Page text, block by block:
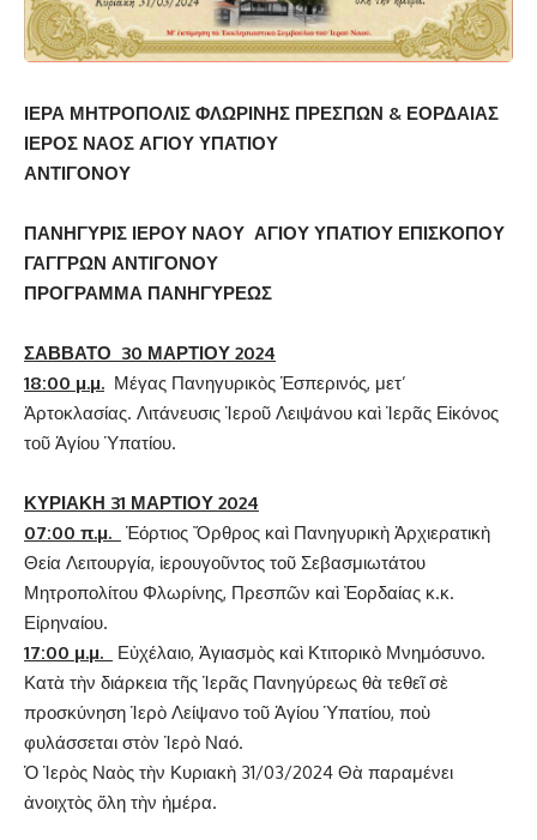
ΙΕΡΑ ΜΗΤΡΟΠΟΛΙΣ ΦΛΩΡΙΝΗΣ ΠΡΕΣΠΩΝ & ΕΟΡΔΑΙΑΣ
ΙΕΡΟΣ ΝΑΟΣ ΑΓΙΟΥ ΥΠΑΤΙΟΥ
ΑΝΤΙΓΟΝΟΥ
ΠΑΝΗΓΥΡΙΣ ΙΕΡΟΥ ΝΑΟΥ ΑΓΙΟΥ ΥΠΑΤΙΟΥ ΕΠΙΣΚΟΠΟΥ
ΓΑΓΓΡΩΝ ΑΝΤΙΓΟΝΟΥ
ΠΡΟΓΡΑΜΜΑ ΠΑΝΗΓΥΡΕΩΣ
ΣΑΒΒΑΤΟ 30 ΜΑΡΤΙΟΥ 2024
18:00 μ.μ. Μέγας Πανηγυρικὸς Ἑσπερινός, μετ’
Ἀρτοκλασίας. Λιτάνευσις Ἱεροῦ Λειψάνου καὶ Ἱερᾶς Εἰκόνος
τοῦ Ἁγίου Ὑπατίου.
ΚΥΡΙΑΚΗ 31 ΜΑΡΤΙΟΥ 2024
07:00 π.μ.
Ἑόρτιος Ὄρθρος καὶ Πανηγυρικὴ Ἀρχιερατικὴ
Θεία Λειτουργία, ἱερουγοῦντος τοῦ Σεβασμιωτάτου
Μητροπολίτου Φλωρίνης, Πρεσπῶν καὶ Ἐορδαίας κ.κ.
Εἰρηναίου.
17:00 μ.μ.
Εὐχέλαιο, Ἁγιασμὸς καὶ Κτιτορικὸ Μνημόσυνο.
Κατὰ τὴν διάρκεια τῆς Ἱερᾶς Πανηγύρεως θὰ τεθεῖ σὲ
προσκύνηση Ἱερὸ Λείψανο τοῦ Ἁγίου Ὑπατίου, ποὺ
φυλάσσεται στὸν Ἱερὸ Ναό.
Ὁ Ἱερὸς Ναὸς τὴν Κυριακὴ 31/03/2024 Θὰ παραμένει
ἀνοιχτὸς ὅλη τὴν ἡμέρα.